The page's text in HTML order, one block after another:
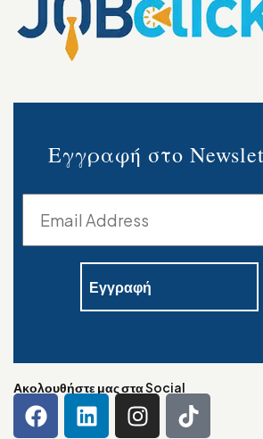
Εγγραφή στο
Ακολουθήστε μας στα Social